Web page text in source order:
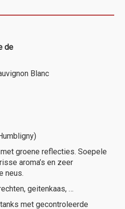
de
Blanc
groene reflecties. Soepele
aroma’s en zeer
neus.
geitenkaas, …
met gecontroleerde